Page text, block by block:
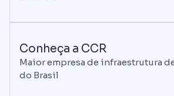
Conheça a CCR
Maior empresa de infraestrutura
do Brasil